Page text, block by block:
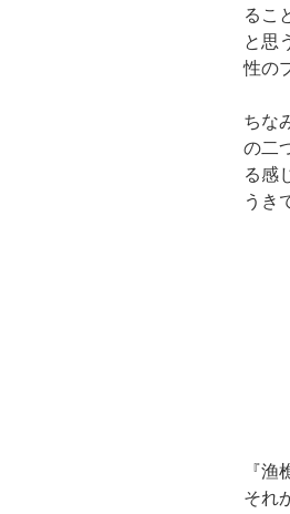
るこ
と思
性の
ちな
の二
る感
うき
『
それ